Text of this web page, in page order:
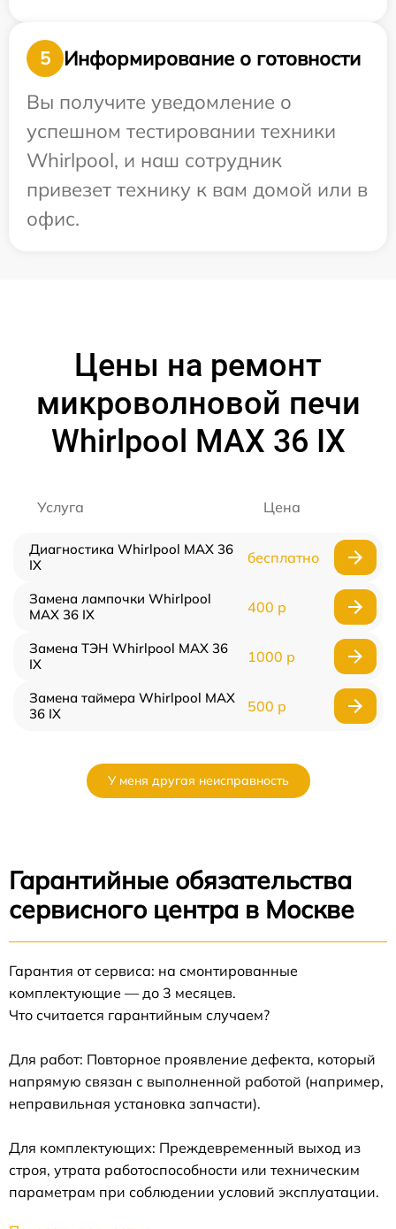
5
Информирование о готовности
Вы получите уведомление о
успешном тестировании техники
Whirlpool, и наш сотрудник
привезет технику к вам домой или в
офис.
Цены на ремонт
микроволновой печи
Whirlpool MAX 36 IX
Услуга Цена
Диагностика Whirlpool MAX 36
IX
бесплатно
Замена лампочки Whirlpool
MAX 36 IX
400 р
Замена ТЭН Whirlpool MAX 36
IX
1000 р
Замена таймера Whirlpool MAX
36 IX
500 р
У меня другая неисправность
Гарантийные обязательства
сервисного центра в Москве
Гарантия от сервиса: на смонтированные
комплектующие — до 3 месяцев.
Что считается гарантийным случаем?
Для работ: Повторное проявление дефекта, который
напрямую связан с выполненной работой (например,
неправильная установка запчасти).
Для комплектующих: Преждевременный выход из
строя, утрата работоспособности или техническим
параметрам при соблюдении условий эксплуатации.